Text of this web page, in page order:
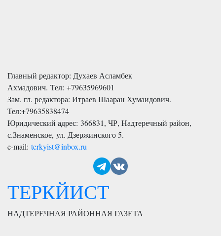
Главный редактор: Духаев Асламбек
Ахмадович. Тел: +79635969601
Зам. гл. редактора: Итраев Шааран Хумаидович.
Тел:+79635838474
Юридический адрес: 366831, ЧР, Надтеречный район,
с.Знаменское, ул. Дзержинского 5.
e-mail: terkyist@inbox.ru
ТЕРКЙИСТ
НАДТЕРЕЧНАЯ РАЙОННАЯ ГАЗЕТА